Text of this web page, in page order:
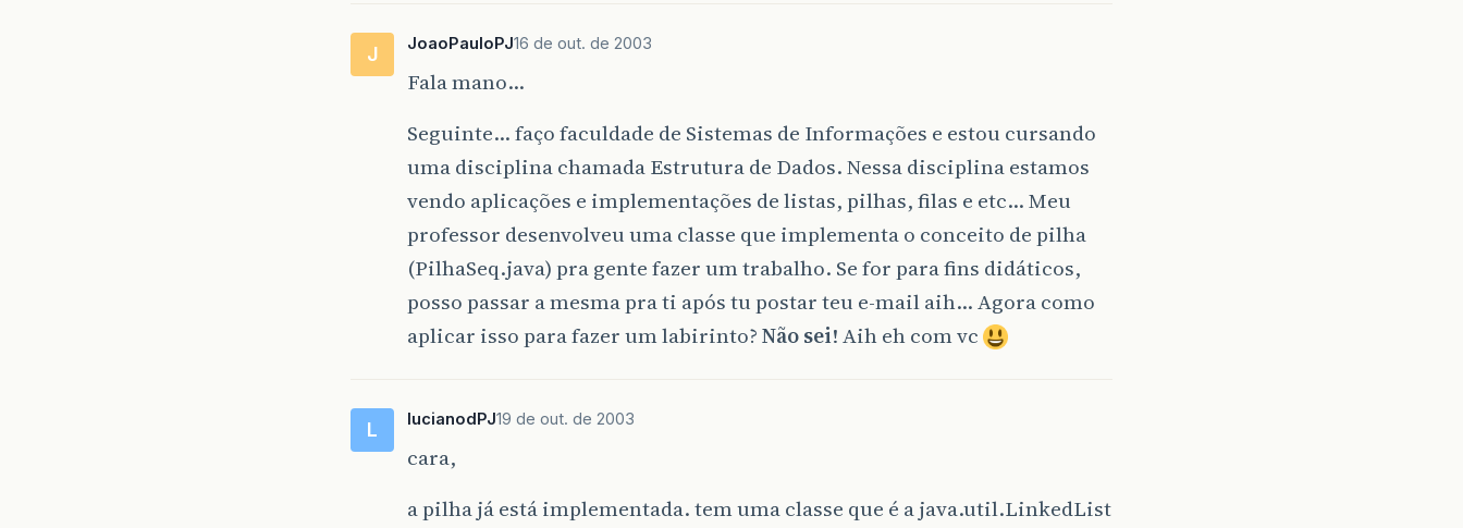
J JoaoPauloPJ16 de out. de 2003
Fala mano…
Seguinte… faço faculdade de Sistemas de Informações e estou cursando
uma disciplina chamada Estrutura de Dados. Nessa disciplina estamos
vendo aplicações e implementações de listas, pilhas, filas e etc… Meu
professor desenvolveu uma classe que implementa o conceito de pilha
(PilhaSeq.java) pra gente fazer um trabalho. Se for para fins didáticos,
posso passar a mesma pra ti após tu postar teu e-mail aih… Agora como
aplicar isso para fazer um labirinto?Não sei! Aih eh com vc
L lucianodPJ19 de out. de 2003
cara,
a pilha já está implementada. tem uma classe que é a java.util.LinkedList